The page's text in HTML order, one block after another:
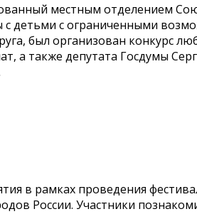
местным отделением
с ограниченными
был организован конкурс
также депутата Госдумы
в рамках проведения
России. Участники